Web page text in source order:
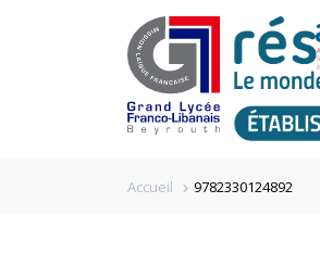
Accueil chevron_right 9782330124892